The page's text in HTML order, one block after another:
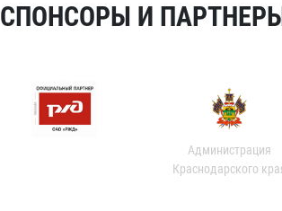
СПОНСОРЫ И
Администрация
Краснодарского